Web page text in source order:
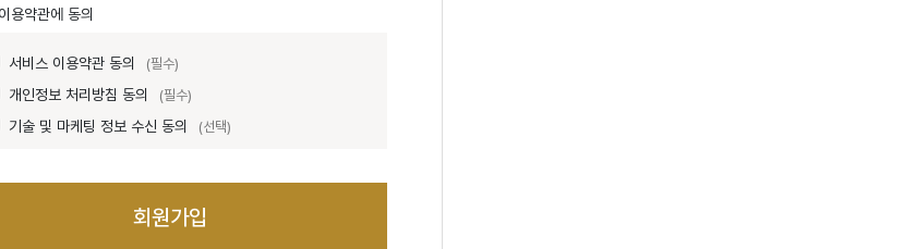
용약관에 동의
서비스 이용약관 동의 (필수)
개인정보 처리방침 동의 (필수)
기술 및 마케팅 정보 수신 동의 (선택)
회원가입